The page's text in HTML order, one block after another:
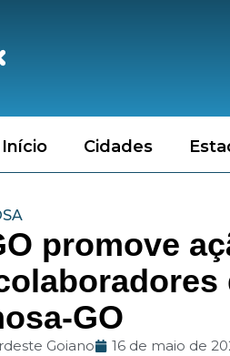
Início Cidades
promove
GO
Goiano 16 de maio de